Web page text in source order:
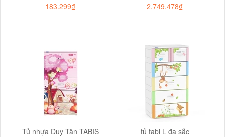
183.299₫
2.749.478₫
Tủ nhựa Duy Tân TABIS
tủ tabi L đa sắc